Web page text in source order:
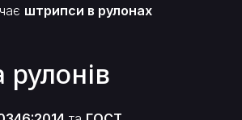
штрипси в рулонах